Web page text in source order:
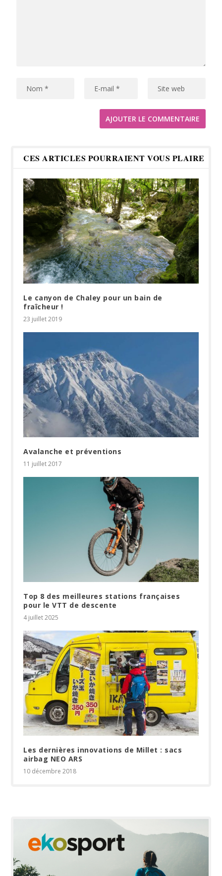
CES ARTICLES POURRAIENT VOUS PLAIRE
Le canyon de Chaley pour un bain de
fraîcheur !
23 juillet 2019
Avalanche et préventions
11 juillet 2017
Top 8 des meilleures stations françaises
pour le VTT de descente
4 juillet 2025
Les dernières innovations de Millet : sacs
airbag NEO ARS
10 décembre 2018